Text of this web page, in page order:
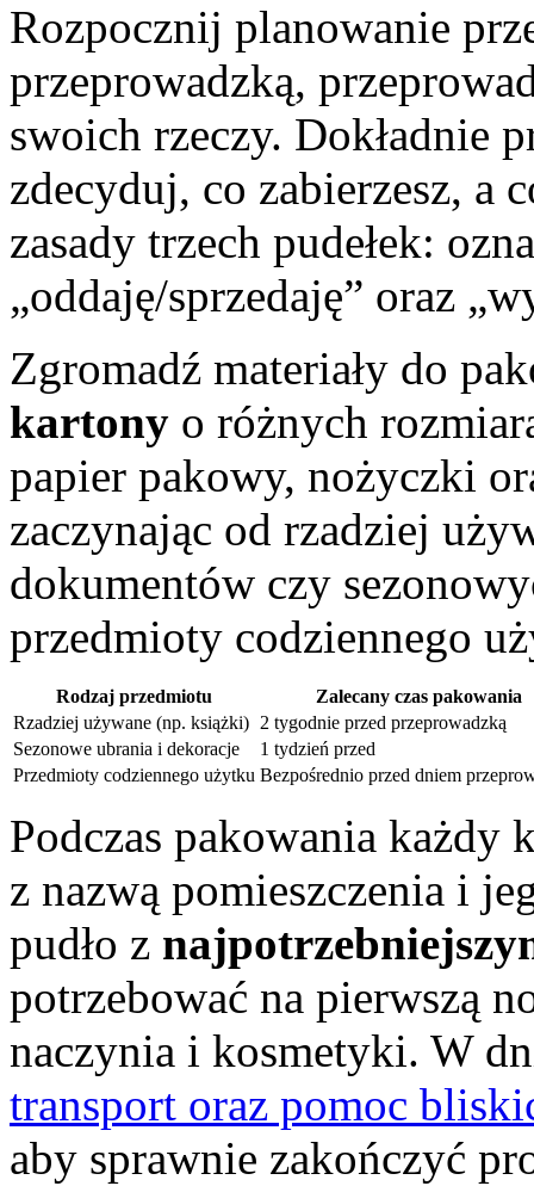
Rozpocznij planowanie
przeprowadzką,
swoich rzeczy. Dokładnie
zdecyduj, co zabierzesz, a
zasady trzech pudełek:
„oddaję/sprzedaję” oraz
Zgromadź materiały do
kartony o różnych
papier pakowy, nożyczki
zaczynając od rzadziej
dokumentów czy
przedmioty codziennego
Rodzaj przedmiotu
Zalecany czas pakowania
Rzadziej używane (np. książki) 2 tygodnie przed przeprowadzką
Sezonowe ubrania i dekoracje
1 tydzień przed
Przedmioty codziennego użytku Bezpośrednio przed dniem
Podczas pakowania każdy
z nazwą pomieszczenia i
pudło z
potrzebować na pierwszą
naczynia i kosmetyki. W
transport oraz pomoc
aby sprawnie zakończyć